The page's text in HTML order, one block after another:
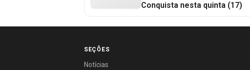
Conquista nesta quinta (17)
SEÇÕES
Notícias